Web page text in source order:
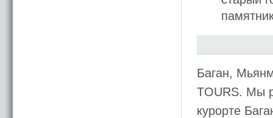
Баган,
TOURS. Мы
курорте